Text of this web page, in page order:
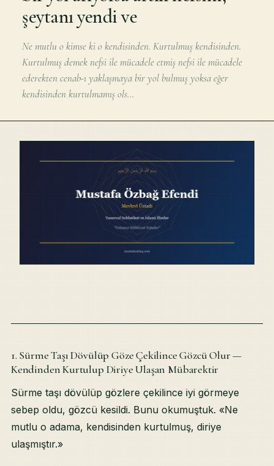
şeytanı yendi ve
Ne mutlu o kimse ki o kendisinden. Kurtulmuş kendisinden.
Kurtulmuş demek nefsi ile mücadele etmiş nefsi ile mücadele
ederekten cenab-ı yaklaşmaya bir yol bulmuş yoksa eğer
kendisinden kurtulmamış ols...
1. Sürme Taşı Dövülüp Göze Çekilince Gözcü Olur —
Kendinden Kurtulup Diriye Ulaşan Mübarektir
Sürme taşı dövülüp gözlere çekilince iyi görmeye
sebep oldu, gözcü kesildi. Bunu okumuştuk. «Ne
mutlu o adama, kendisinden kurtulmuş, diriye
ulaşmıştır.»